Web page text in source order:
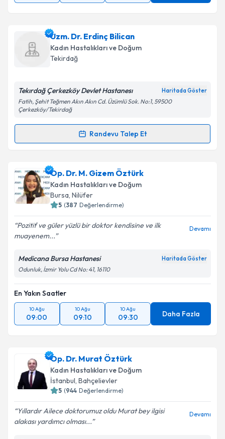
Uzm. Dr. Erdinç Bilican
Kadın Hastalıkları ve Doğum
Tekirdağ
Tekırdağ Çerkezköy Devlet Hastanesı Haritada Göster
Fatih, Şehit Teğmen Akın Akın Cd. Üzümlü Sok. No:1, 59500
Çerkezköy/Tekirdağ
Randevu Talep Et
Randevu Takvimi Talebi
Uzm. Dr. Erdinç Bilicaniçin randevu takvimi talebi
oluşturun. Size bu uzmandan randevu almanız için bir
takvim hazırlandığında e-posta ile bilgilendireceğiz.
Kişisel verilerimin işlenmesine ilişkin
Aydınlatma
Metni'ni okudum ve kişisel verilerimin belirtilen
kapsamda işlenmesini kabul ediyorum.
Takvim Talebini Gönder
Op. Dr. M. Gizem Öztürk
Kadın Hastalıkları ve Doğum
Bursa, Nilüfer
5 (387 Değerlendirme)
Pozitif ve güler yüzlü bir doktor kendisine ve ilk
muayenem...
Devamı
Medicana Bursa Hastanesi Haritada Göster
Odunluk, İzmir Yolu Cd No: 41, 16110
En Yakın Saatler
10 Ağu
09:00
10 Ağu
09:10
10 Ağu
09:30 Daha Fazla
Op. Dr. Murat Öztürk
Kadın Hastalıkları ve Doğum
İstanbul, Bahçelievler
5 (944 Değerlendirme)
Yıllardır Ailece doktorumuz oldu Murat bey ilgisi
alakası yardımcı olması...
Devamı